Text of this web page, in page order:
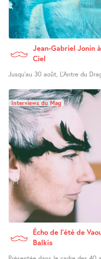
Jean-Gabriel Jonin
Ciel
Jusqu’au 30 août, L’Antre du
Interviews du Mag
Écho de l’été de
Balkis